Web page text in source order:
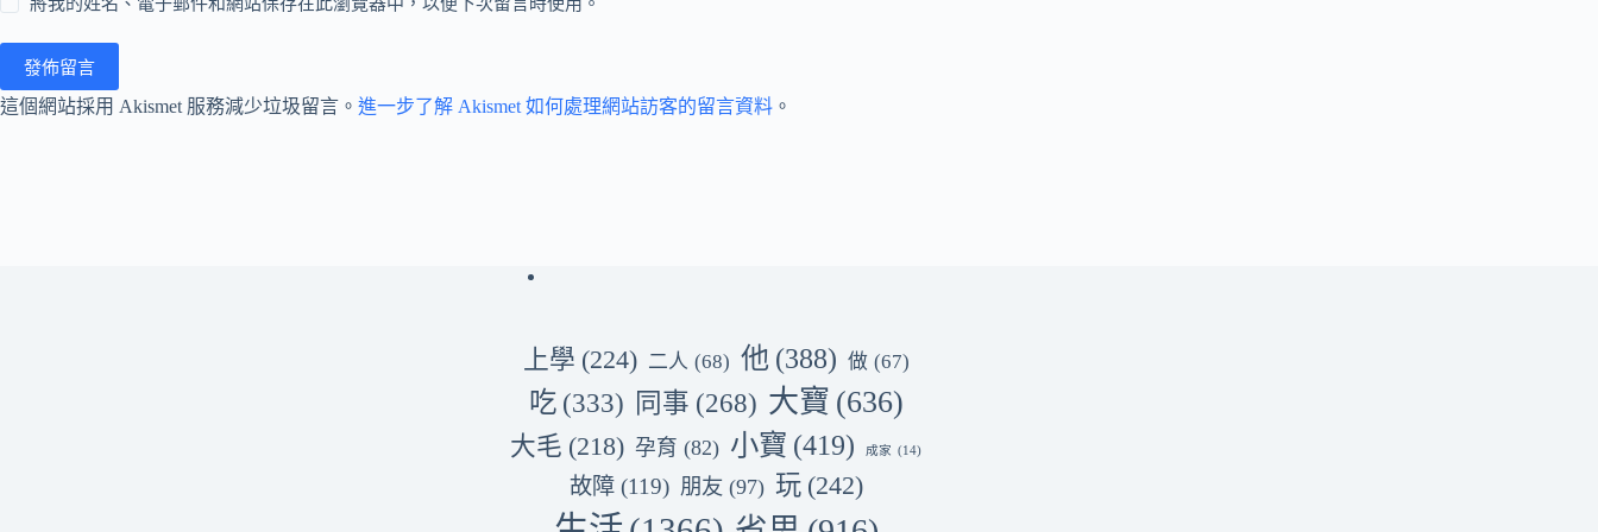
發佈留言
這個網站採用 Akismet 服務減少垃圾留言。 進一步了解 Akismet 如何處理網站訪客的留言資料 。
上學 (224) 二人 (68) 他 (388) 做 (67)
吃 (333) 同事 (268) 大寶 (636)
大毛 (218) 孕育 (82) 小寶 (419) 成家 (14)
故障 (119) 朋友 (97) 玩 (242)